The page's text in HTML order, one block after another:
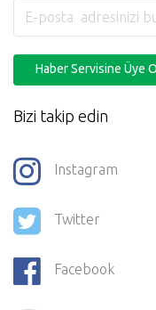
Haber Servisine Üye
Bizi takip edin
Instagram
Twitter
Facebook